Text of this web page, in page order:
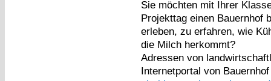
Sie möchten mit Ihrer
Projekttag einen Bauernhof
erleben, zu erfahren, wie
die Milch herkommt?
Adressen von
Internetportal von